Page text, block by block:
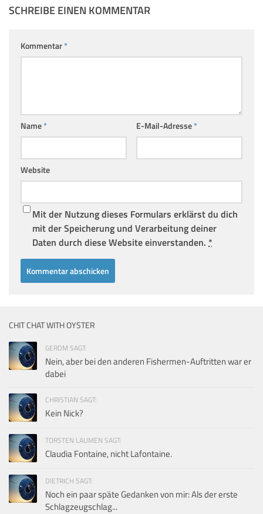
SCHREIBE EINEN KOMMENTAR
Kommentar*
Name* E-Mail-Adresse*
Website
Mit der Nutzung dieses Formulars erklärst du dich
mit der Speicherung und Verarbeitung deiner
Daten durch diese Website einverstanden. *
CHIT CHAT WITH OYSTER
GERDM SAGT:
Nein, aber bei den anderen Fishermen-Auftritten war er
dabei
CHRISTIAN SAGT:
Kein Nick?
TORSTEN LAUMEN SAGT:
Claudia Fontaine, nicht Lafontaine.
DIETRICH SAGT:
Noch ein paar späte Gedanken von mir: Als der erste
Schlagzeugschlag...